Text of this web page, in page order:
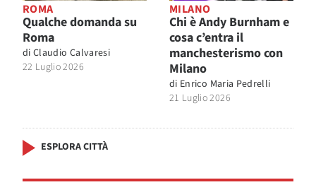
ROMA
Qualche domanda su
Roma
di Claudio Calvaresi
22 Luglio 2026
MILANO
Chi è Andy Burnham e
cosa c’entra il
manchesterismo con
Milano
di Enrico Maria Pedrelli
21 Luglio 2026
ESPLORA CITTÀ